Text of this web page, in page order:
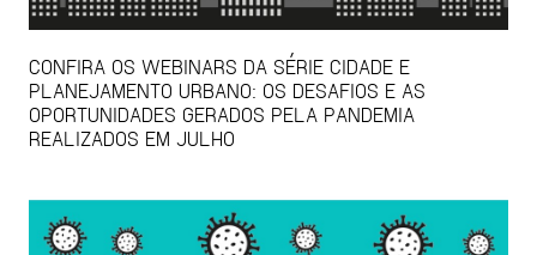
CONFIRA OS WEBINARS DA SÉRIE CIDADE E
PLANEJAMENTO URBANO: OS DESAFIOS E AS
OPORTUNIDADES GERADOS PELA PANDEMIA
REALIZADOS EM JULHO